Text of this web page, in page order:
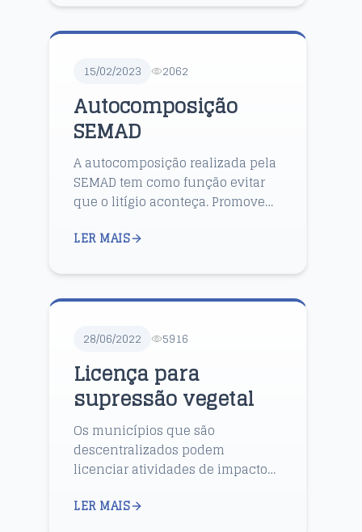
15/02/2023 2062
Autocomposição
SEMAD
A autocomposição realizada pela
SEMAD tem como função evitar
que o litígio aconteça. Promove
o autuado e a SEMAD, resolvendo
LER MAIS
28/06/2022 5916
Licença para
supressão vegetal
Os municípios que são
descentralizados podem
licenciar atividades de impacto
anexo único da Resolução
LER MAIS